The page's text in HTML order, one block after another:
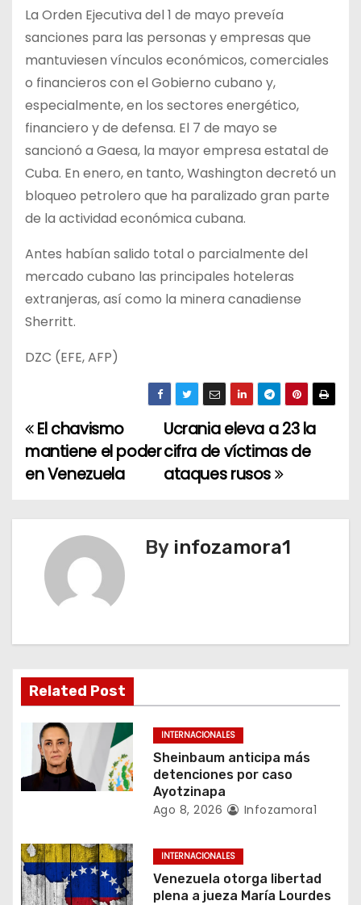
La Orden Ejecutiva del 1 de mayo preveía
sanciones para las personas y empresas que
mantuviesen vínculos económicos, comerciales
o financieros con el Gobierno cubano y,
especialmente, en los sectores energético,
financiero y de defensa. El 7 de mayo se
sancionó a Gaesa, la mayor empresa estatal de
Cuba. En enero, en tanto, Washington decretó un
bloqueo petrolero que ha paralizado gran parte
de la actividad económica cubana.
Antes habían salido total o parcialmente del
mercado cubano las principales hoteleras
extranjeras, así como la minera canadiense
Sherritt.
DZC (EFE, AFP)
N
a
c
i
ó
n
d
e
n
Ucrania eleva a 23 la
cifra de víctimas de
ataques rusos
El chavismo
mantiene el poder
en Venezuela
By infozamora1
Related Post
INTERNACIONALES
Sheinbaum anticipa más
detenciones por caso
Ayotzinapa
Ago 8, 2026 Infozamora1
INTERNACIONALES
Venezuela otorga libertad
plena a jueza María Lourdes